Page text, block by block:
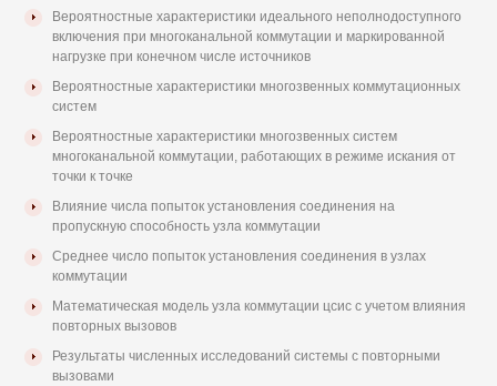
Вероятностные характеристики идеального неполнодоступного
включения при многоканальной коммутации и маркированной
нагрузке при конечном числе источников
Вероятностные характеристики многозвенных коммутационных
систем
Вероятностные характеристики многозвенных систем
многоканальной коммутации, работающих в режиме искания от
точки к точке
Влияние числа попыток установления соединения на
пропускную способность узла коммутации
Среднее число попыток установления соединения в узлах
коммутации
Математическая модель узла коммутации цсис с учетом влияния
повторных вызовов
Результаты численных исследований системы с повторными
вызовами